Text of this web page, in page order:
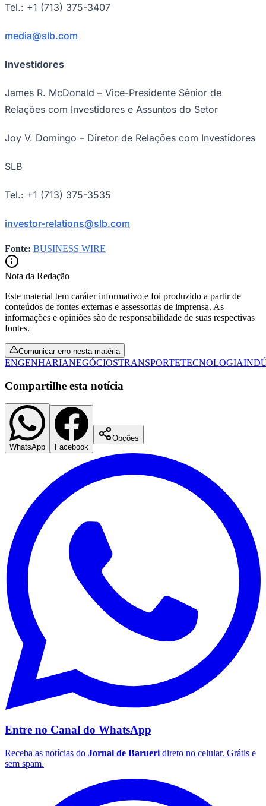
Vasco
Tel.: +1 (713) 375-3407
media@slb.com
Investidores
James R. McDonald – Vice-Presidente Sênior de
Relações com Investidores e Assuntos do Setor
Joy V. Domingo – Diretor de Relações com Investidores
SLB
Tel.: +1 (713) 375-3535
investor-relations@slb.com
Fonte: BUSINESS WIRE
Nota da Redação
Este material tem caráter informativo e foi produzido a partir de
conteúdos de fontes externas e assessorias de imprensa. As
informações e opiniões são de responsabilidade de suas respectivas
fontes.
Comunicar erro nesta matéria
ENGENHARIANEGÓCIOSTRANSPORTETECNOLOGIA
Compartilhe esta notícia
WhatsApp Facebook
Opções
Entre no Canal do WhatsApp
Receba as notícias do Jornal de Barueri direto no celular. Grátis e
sem spam.